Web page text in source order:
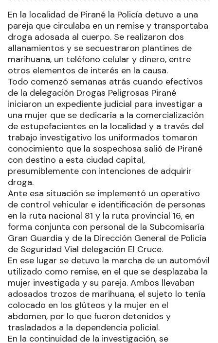
En la localidad de Pirané la Policía detuvo a una
pareja que circulaba en un remise y transportaba
droga adosada al cuerpo. Se realizaron dos
allanamientos y se secuestraron plantines de
marihuana, un teléfono celular y dinero, entre
otros elementos de interés en la causa.
Todo comenzó semanas atrás cuando efectivos
de la delegación Drogas Peligrosas Pirané
iniciaron un expediente judicial para investigar a
una mujer que se dedicaría a la comercialización
de estupefacientes en la localidad y a través del
trabajo investigativo los uniformados tomaron
conocimiento que la sospechosa salió de Pirané
con destino a esta ciudad capital,
presumiblemente con intenciones de adquirir
droga.
Ante esa situación se implementó un operativo
de control vehicular e identificación de personas
en la ruta nacional 81 y la ruta provincial 16, en
forma conjunta con personal de la Subcomisaría
Gran Guardia y de la Dirección General de Policía
de Seguridad Vial delegación El Cruce.
En ese lugar se detuvo la marcha de un automóvil
utilizado como remise, en el que se desplazaba la
mujer investigada y su pareja. Ambos llevaban
adosados trozos de marihuana, el sujeto lo tenía
colocado en los glúteos y la mujer en el
abdomen, por lo que fueron detenidos y
trasladados a la dependencia policial.
En la continuidad de la investigación, se